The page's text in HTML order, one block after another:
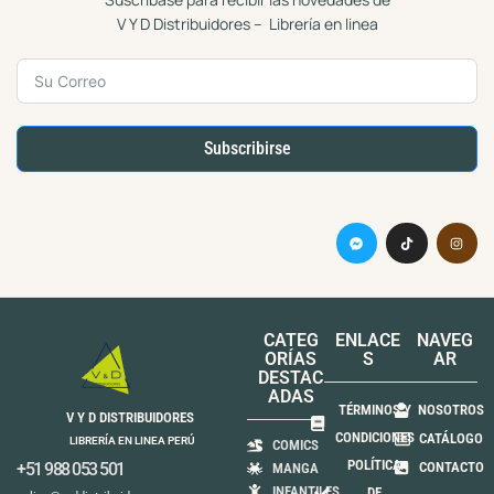
V Y D Distribuidores – Librería en linea
Subscribirse
V Y D DISTRIBUIDORES
LIBRERÍA EN LINEA PERÚ
+51 988 053 501
CATEG
ORÍAS
DESTAC
ADAS
COMICS
MANGA
ENLACE
S
TÉRMINOS Y
CONDICIONES
POLÍTICA
NAVEG
AR
NOSOTROS
CATÁLOGO
CONTACTO